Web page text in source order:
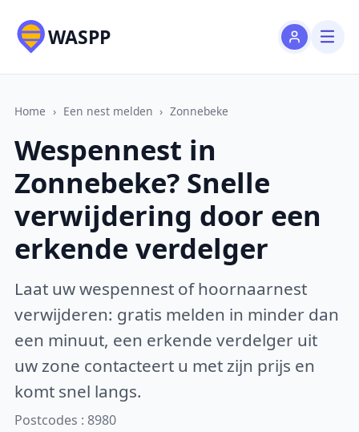
WASPP
Home › Een nest melden › Zonnebeke
Wespennest in
Zonnebeke? Snelle
verwijdering door een
erkende verdelger
Laat uw wespennest of hoornaarnest
verwijderen: gratis melden in minder dan
een minuut, een erkende verdelger uit
uw zone contacteert u met zijn prijs en
komt snel langs.
Postcodes : 8980